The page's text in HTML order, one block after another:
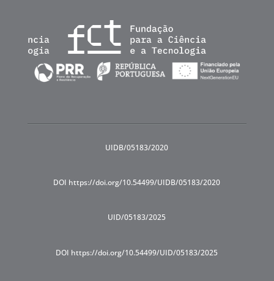
UIDB/05183/2020
DOI https://doi.org/10.54499/UIDB/05183/2020
UID/05183/2025
DOI https://doi.org/10.54499/UID/05183/2025